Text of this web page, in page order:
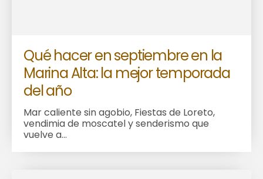
Qué hacer en septiembre en la
Marina Alta: la mejor temporada
del año
Mar caliente sin agobio, Fiestas de Loreto,
vendimia de moscatel y senderismo que
vuelve a...